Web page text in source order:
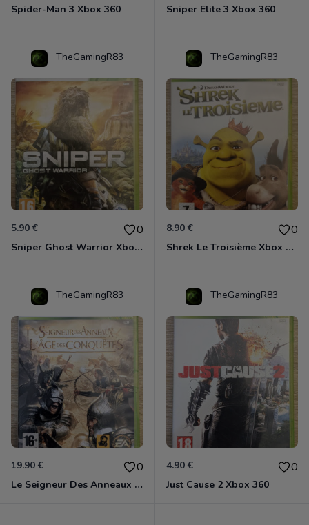
Spider-Man 3 Xbox 360 Sniper Elite 3 Xbox 360
TheGamingR83
5.90 € 0
Sniper Ghost Warrior Xbox 360
TheGamingR83
8.90 € 0
Shrek Le Troisième Xbox 360
TheGamingR83
19.90 € 0
Le Seigneur Des Anneaux - L'âge Des Conquêtes Xbox 360
TheGamingR83
4.90 € 0
Just Cause 2 Xbox 360